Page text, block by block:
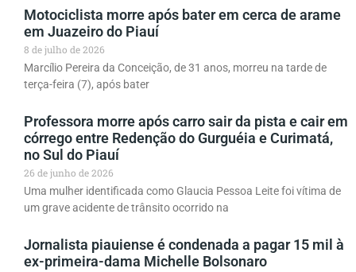
Motociclista morre após bater em cerca de arame
em Juazeiro do Piauí
8 de julho de 2026
Marcílio Pereira da Conceição, de 31 anos, morreu na tarde de
terça-feira (7), após bater
Professora morre após carro sair da pista e cair em
córrego entre Redenção do Gurguéia e Curimatá,
no Sul do Piauí
26 de junho de 2026
Uma mulher identificada como Glaucia Pessoa Leite foi vítima de
um grave acidente de trânsito ocorrido na
Jornalista piauiense é condenada a pagar 15 mil à
ex-primeira-dama Michelle Bolsonaro